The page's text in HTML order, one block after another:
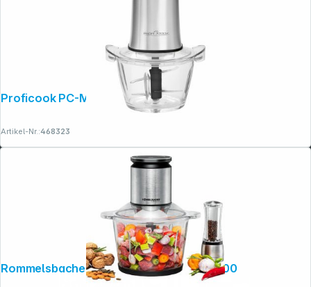
Proficook PC-MZ 1150
Artikel-Nr.:468323
Rommelsbacher Multi Zerkleinerer MZ 800